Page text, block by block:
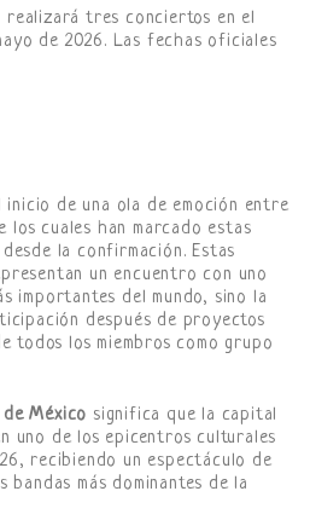
realizará tres conciertos en el
de 2026. Las fechas oficiales
de una ola de emoción entre
los cuales han marcado estas
la confirmación. Estas
un encuentro con uno
importantes del mundo, sino la
después de proyectos
todos los miembros como grupo
de México significa que la capital
uno de los epicentros culturales
recibiendo un espectáculo de
bandas más dominantes de la